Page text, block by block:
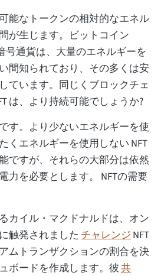
能なトークンの相対的なエネル
が生じます。ビットコイン
号通貨は、大量のエネルギーを
間知られており、その多くは安
ています。同じくブロックチェ
は、より持続可能でしょうか?
す。より少ないエネルギーを使
くエネルギーを使用しない NFT
ですが、それらの大部分は依然
力を必要とします。 NFTの需要
カイル・マクドナルドは、オン
触発されました チャレンジ NFT
ムトランザクションの割合を決
ボードを作成します。彼共